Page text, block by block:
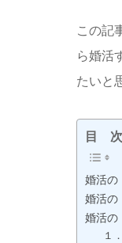
この記
ら婚活
たいと
目 次
婚活の
婚活の
婚活の
１